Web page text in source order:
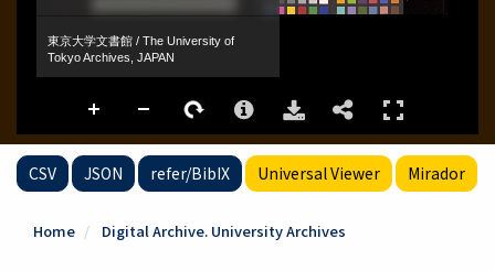
CSV JSON refer/BibIX Universal Viewer Mirador
Home Digital Archive. University Archives